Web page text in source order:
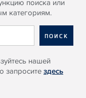
поиска или
категориям.
нашей
запроситездесь